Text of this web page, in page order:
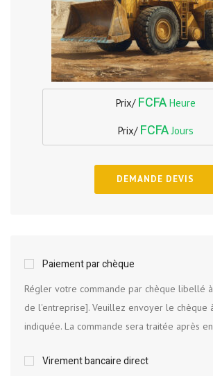
Prix/ FCFAHeure
Prix/ FCFAJours
DEMANDE DEVIS
Paiement par chèque
Régler votre commande par chèque libellé
de l'entreprise]. Veuillez envoyer le chèque
indiquée. La commande sera traitée après
Virement bancaire direct